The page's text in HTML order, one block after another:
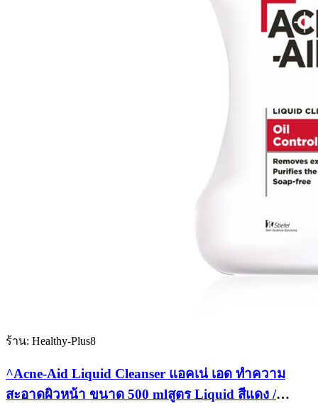
ร้าน: Healthy-Plus8
^Acne-Aid Liquid Cleanser แอคเน่ เอด ทำความ
สะอาดผิวหน้า ขนาด 500 mlสูตร Liquid สีแดง /